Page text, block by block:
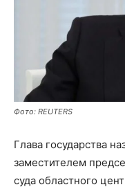
Фото: REUTERS
Глава государства
заместителем
суда областного